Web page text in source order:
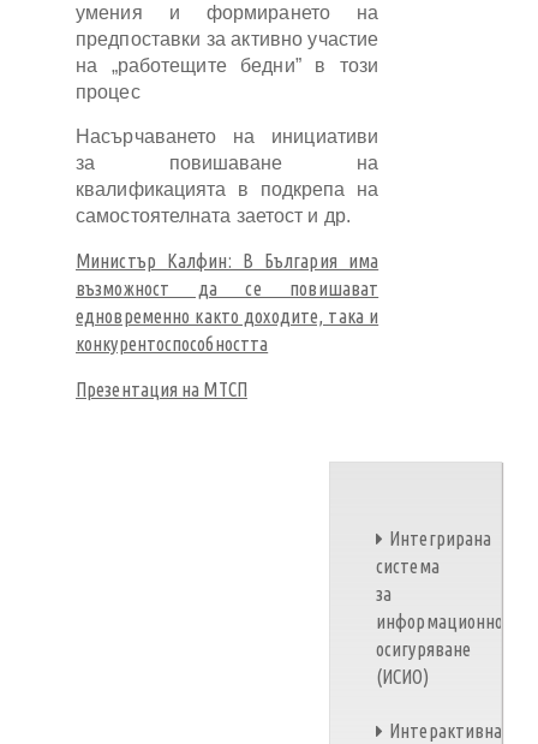
умения и формирането на
предпоставки за активно участие
на „работещите бедни” в този
процес
Насърчаването на инициативи
за повишаване на
квалификацията в подкрепа на
самостоятелната заетост и др.
Министър Калфин: В България има
възможност да се повишават
едновременно както доходите, така и
конкурентоспособността
Презентация на МТСП
Интегрирана
система
за
информационно
осигуряване
(ИСИО)
Интерактивна